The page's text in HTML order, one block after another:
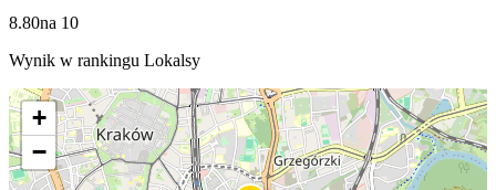
8.80na 10
Wynik w rankingu Lokalsy
+
−